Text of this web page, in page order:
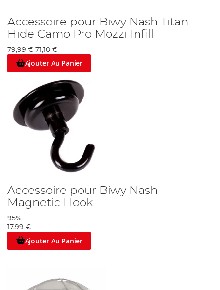
Accessoire pour Biwy Nash Titan
Hide Camo Pro Mozzi Infill
79,99 € 71,10 €
Ajouter Au Panier
Accessoire pour Biwy Nash
Magnetic Hook
95%
17,99 €
Ajouter Au Panier